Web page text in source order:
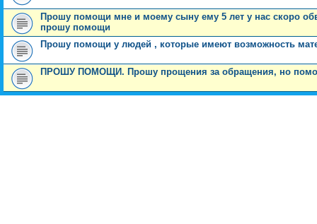
Прошу помощи мне и моему сыну ему 5 лет у нас скоро
прошу помощи
Прошу помощи у людей , которые имеют возможность
ПРОШУ ПОМОЩИ. Прошу прощения за обращения, но